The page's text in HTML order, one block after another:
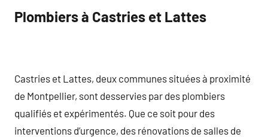
Plombiers à Castries et Lattes
Castries et Lattes, deux communes situées à proximité
de Montpellier, sont desservies par des plombiers
qualifiés et expérimentés. Que ce soit pour des
interventions d’urgence, des rénovations de salles de